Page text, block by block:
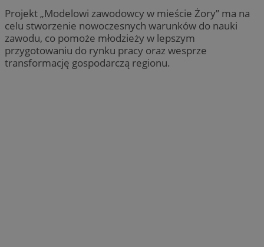
Projekt „Modelowi zawodowcy w mieście Żory” ma na
celu stworzenie nowoczesnych warunków do nauki
zawodu, co pomoże młodzieży w lepszym
przygotowaniu do rynku pracy oraz wesprze
transformację gospodarczą regionu.